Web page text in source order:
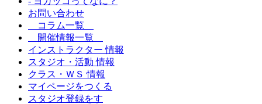
お問い合わせ
コラム一覧
開催情報一覧
インストラクター 情報
スタジオ・活動 情報
クラス・ＷＳ 情報
マイページをつくる
スタジオ登録をす